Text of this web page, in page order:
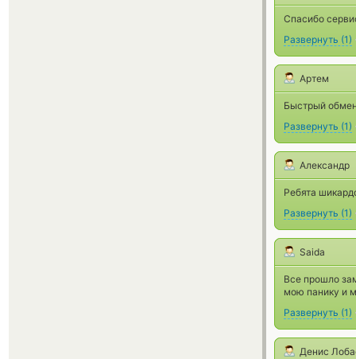
Спасибо
Развернуть (1)
Артем
Быстрый
Развернуть (1)
Александр
Ребята
Развернуть (1)
Saida
Все прошло
мою панику и
Развернуть (1)
Денис